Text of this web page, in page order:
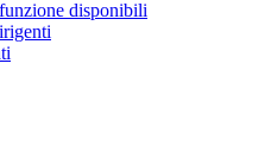
disponibili